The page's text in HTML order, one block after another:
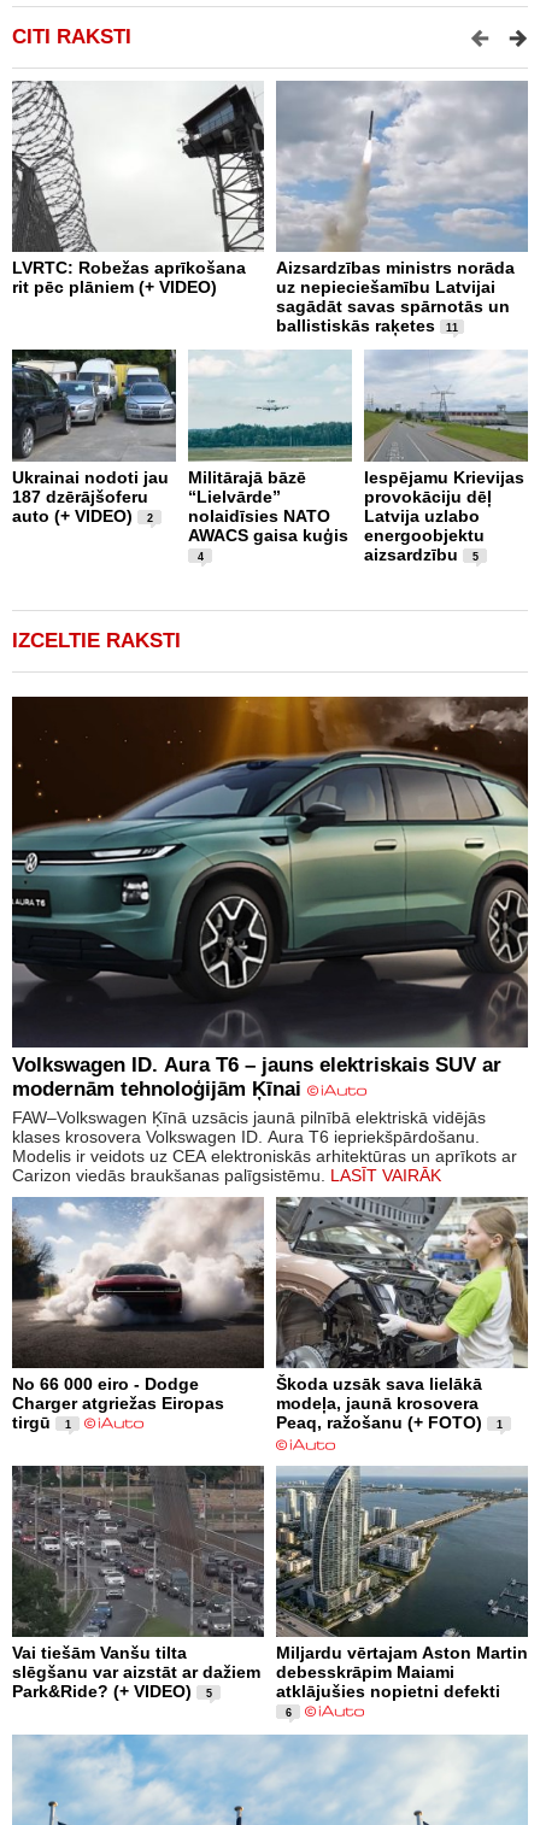
CITI RAKSTI
LVRTC: Robežas aprīkošana
rit pēc plāniem (+ VIDEO)
Aizsardzības ministrs norāda
uz nepieciešamību Latvijai
sagādāt savas spārnotās un
ballistiskās raķetes
11
Ukrainai nodoti jau
187 dzērājšoferu
auto (+ VIDEO)
2
Militārajā bāzē
“Lielvārde”
nolaidīsies NATO
AWACS gaisa kuģis
4
Iespējamu Krievijas
provokāciju dēļ
Latvija uzlabo
energoobjektu
aizsardzību
5
IZCELTIE RAKSTI
Volkswagen ID. Aura T6 – jauns elektriskais SUV ar
modernām tehnoloģijām Ķīnai
FAW–Volkswagen Ķīnā uzsācis jaunā pilnībā elektriskā vidējās
klases krosovera Volkswagen ID. Aura T6 iepriekšpārdošanu.
Modelis ir veidots uz CEA elektroniskās arhitektūras un aprīkots ar
Carizon viedās braukšanas palīgsistēmu. LASĪT VAIRĀK
No 66 000 eiro - Dodge
Charger atgriežas Eiropas
tirgū
1
Škoda uzsāk sava lielākā
modeļa, jaunā krosovera
Peaq, ražošanu (+ FOTO)
1
Vai tiešām Vanšu tilta
slēgšanu var aizstāt ar dažiem
Park&Ride? (+ VIDEO)
5
Miljardu vērtajam Aston Martin
debesskrāpim Maiami
atklājušies nopietni defekti
6